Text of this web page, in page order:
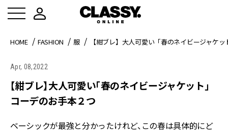
HOME FASHION 服 【紺ブレ】大人可愛い「春のネイビージャケ
Apr, 08,2022
【紺ブレ】大人可愛い「春のネイビージャケット」
コーデのお手本２つ
ベーシックが最強と分かったけれど、この春は具体的にど